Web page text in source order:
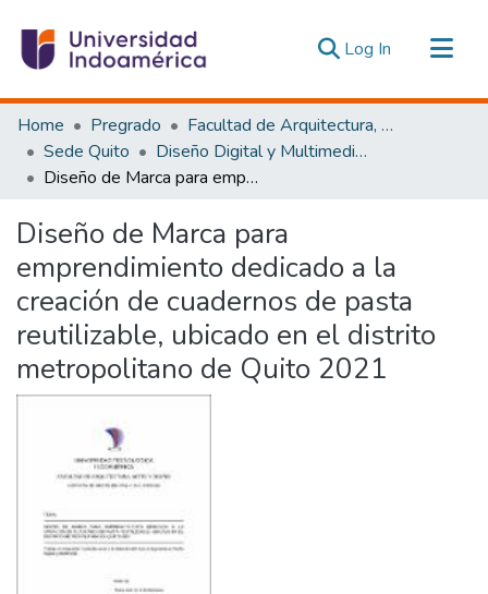
Log In (current)
Communities & Collections
All of DSpace
Statistics
Home Pregrado
Facultad de Arquitectura, Artes y Diseño
Sede Quito
Diseño Digital y Multimedia Quito
Diseño de Marca para emprendimiento dedicado a la creación de cuadernos de pasta reutilizable, ubicado en el distrito metropolitano de Quito 2021
Diseño de Marca para
emprendimiento dedicado a la
creación de cuadernos de pasta
reutilizable, ubicado en el distrito
metropolitano de Quito 2021